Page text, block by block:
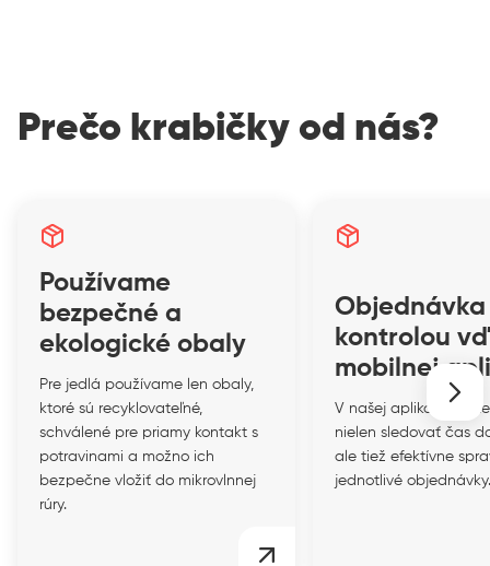
Prečo krabičky od nás?
Používame
bezpečné a
ekologické obaly
Pre jedlá používame len obaly,
ktoré sú recyklovateľné,
schválené pre priamy kontakt s
potravinami a možno ich
bezpečne vložiť do mikrovlnnej
rúry.
kontrolou
mobilnej
V našej aplikácii
nielen sledovať čas
ale tiež efektívne
jednotlivé objednávky.